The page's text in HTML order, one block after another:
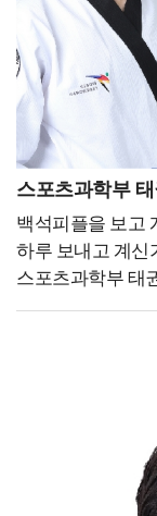
있습니다. 또한,
프로젝트도 수행
관리하는 서비스
브랜드 정체성을
디자인적 사고가
있다는 것을 몸
경험을 살려, 단순
신뢰감을 줄 수 있
마케팅 전략까지
고객과의 신뢰 형
집중하며 하나의
있습니다. - 후배
중요하지만, 학
어땠을까 하는
사라지지 않기
결정해야 할 것
스포츠과학부
백석피플을 보고
하루 보내고 계신
스포츠과학부 태
잠시 일을 하고
Loughborough
석사과정으로 입
친구들과 함께